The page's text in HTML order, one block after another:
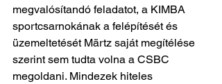
megvalósítandó feladatot, a KIMBA
sportcsarnokának a felépítését és
üzemeltetését Märtz saját megítélése
szerint sem tudta volna a CSBC
megoldani. Mindezek hiteles